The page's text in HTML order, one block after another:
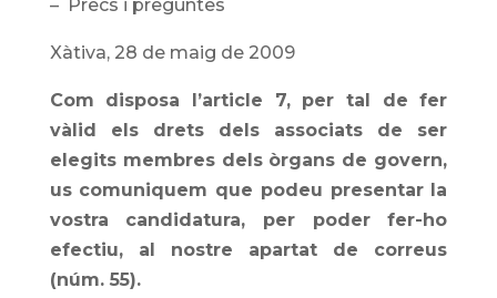
– Precs i preguntes
Xàtiva, 28 de maig de 2009
Com disposa l’article 7, per tal de fer
vàlid els drets dels associats de ser
elegits membres dels òrgans de govern,
us comuniquem que podeu presentar la
vostra candidatura, per poder fer-ho
efectiu, al nostre apartat de correus
(núm. 55).